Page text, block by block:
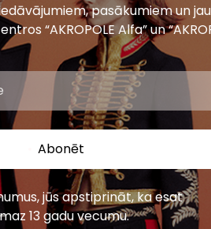
pasākumiem un
“AKROPOLE Alfa” un
Abonēt
jūs apstiprināt, ka esat
13 gadu vecumu.